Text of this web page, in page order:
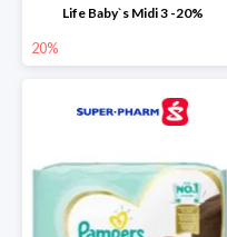
Life Baby`s Midi 3 -20%
20%